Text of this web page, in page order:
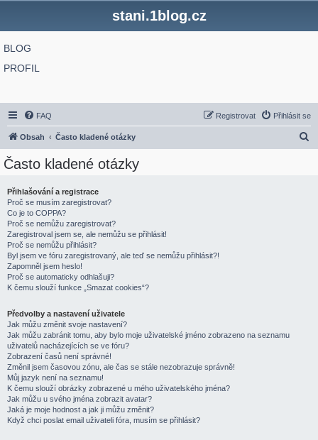
stani.1blog.cz
BLOG
PROFIL
FAQ Přihlásit se
Registrovat
Obsah Často kladené otázky
Často kladené otázky
Přihlašování a registrace
Proč se musím zaregistrovat?
Co je to COPPA?
Proč se nemůžu zaregistrovat?
Zaregistroval jsem se, ale nemůžu se přihlásit!
Proč se nemůžu přihlásit?
Byl jsem ve fóru zaregistrovaný, ale teď se nemůžu přihlásit?!
Zapomněl jsem heslo!
Proč se automaticky odhlašuji?
K čemu slouží funkce „Smazat cookies“?
Předvolby a nastavení uživatele
Jak můžu změnit svoje nastavení?
Jak můžu zabránit tomu, aby bylo moje uživatelské jméno zobrazeno na seznamu
uživatelů nacházejících se ve fóru?
Zobrazení časů není správné!
Změnil jsem časovou zónu, ale čas se stále nezobrazuje správně!
Můj jazyk není na seznamu!
K čemu slouží obrázky zobrazené u mého uživatelského jména?
Jak můžu u svého jména zobrazit avatar?
Jaká je moje hodnost a jak ji můžu změnit?
Když chci poslat email uživateli fóra, musím se přihlásit?